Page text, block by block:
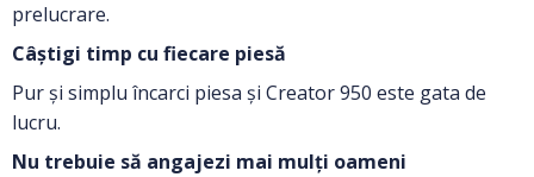
prelucrare.
Câștigi timp cu fiecare piesă
Pur și simplu încarci piesa și Creator 950 este gata de
lucru.
Nu trebuie să angajezi mai mulți oameni